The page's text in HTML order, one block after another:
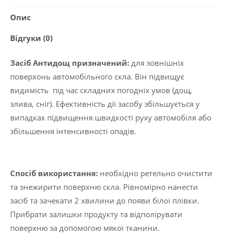
"Antirain"
кількість
Опис
Відгуки (0)
Засіб Антидощ призначений: для зовнішніх
поверхонь автомобільного скла. Він підвищує
видимість під час складних погодніх умов (дощ,
злива, сніг). Ефективність дії засобу збільшується у
випадках підвищення швидкості руху автомобіля або
збільшення інтенсивності опадів.
Спосіб використання: необхідно ретельно очистити
та знежирити поверхню скла. Рівномірно нанести
засіб та зачекати 2 хвилини до появи білої плівки.
Прибрати залишки продукту та відполірувати
поверхню за допомогою мякої тканини.